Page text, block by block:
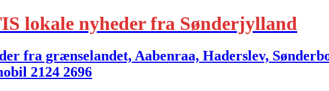
lokale nyheder fra Sønderjylland
fra grænselandet, Aabenraa, Haderslev,
2124 2696